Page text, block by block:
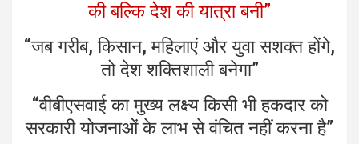
की बल्कि देश की यात्रा बनी”
“जब गरीब, किसान, महिलाएं और युवा सशक्त होंगे,
तो देश शक्तिशाली बनेगा”
“वीबीएसवाई का मुख्य लक्ष्य किसी भी हकदार को
सरकारी योजनाओं के लाभ से वंचित नहीं करना है”